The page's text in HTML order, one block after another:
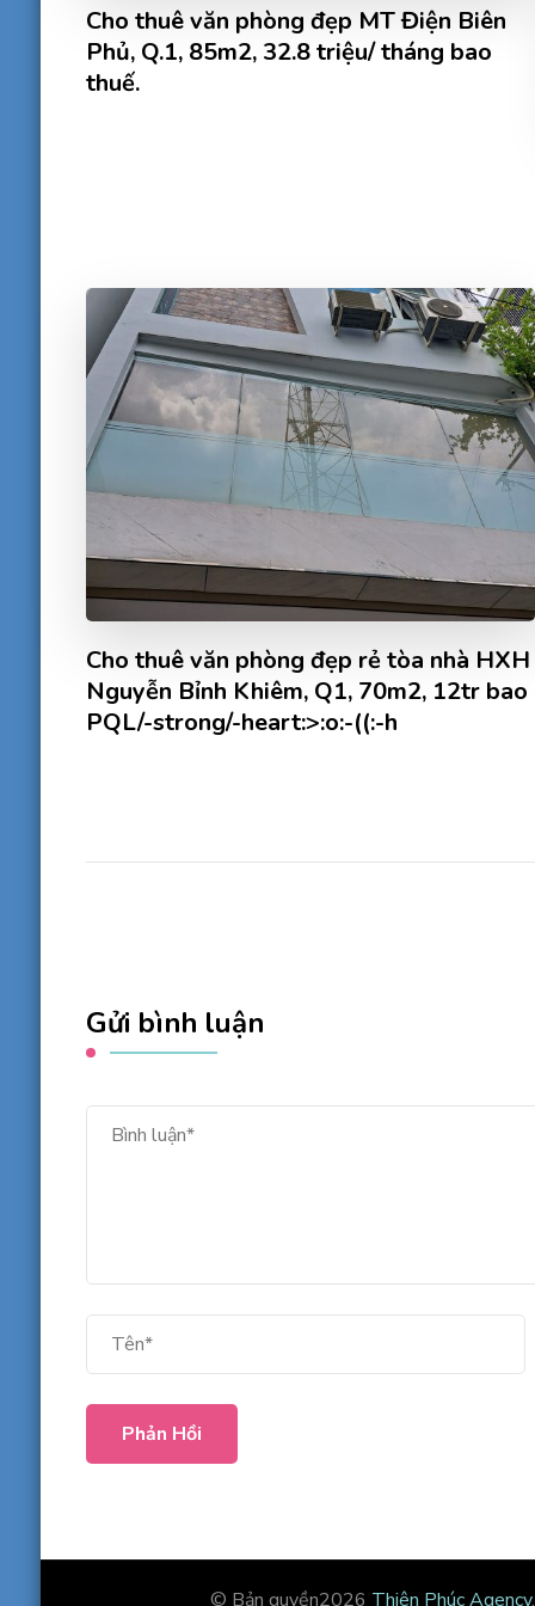
Cho thuê văn phòng đẹp MT Điện Biên
Phủ, Q.1, 85m2, 32.8 triệu/ tháng bao
thuế.
Cho thuê văn phòng đẹp rẻ tòa nhà HXH
Nguyễn Bỉnh Khiêm, Q1, 70m2, 12tr bao
PQL/-strong/-heart:>:o:-((:-h
Gửi bình luận
© Bản quyền2026 Thiên Phúc Agency